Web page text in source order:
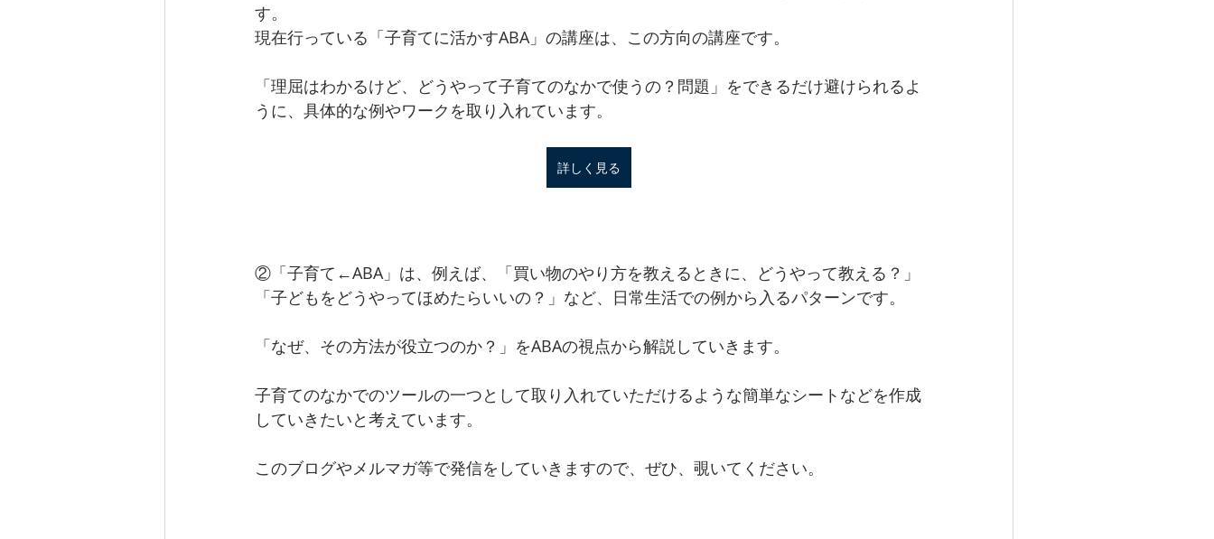
す。
現在行っている「子育てに活かすABA」の講座は、この方向の講座です。
「理屈はわかるけど、どうやって子育てのなかで使うの？問題」をできるだけ避けられるよ
うに、具体的な例やワークを取り入れています。
詳しく見る
②「子育て←ABA」は、例えば、「買い物のやり方を教えるときに、どうやって教える？」
「子どもをどうやってほめたらいいの？」など、日常生活での例から入るパターンです。
「なぜ、その方法が役立つのか？」をABAの視点から解説していきます。
子育てのなかでのツールの一つとして取り入れていただけるような簡単なシートなどを作成
していきたいと考えています。
このブログやメルマガ等で発信をしていきますので、ぜひ、覗いてください。